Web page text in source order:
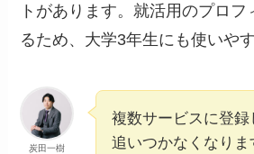
トがあります。就活用のプロ
るため、大学3年生にも使いやす
炭田一樹
複数サービスに登
追いつかなくなりま